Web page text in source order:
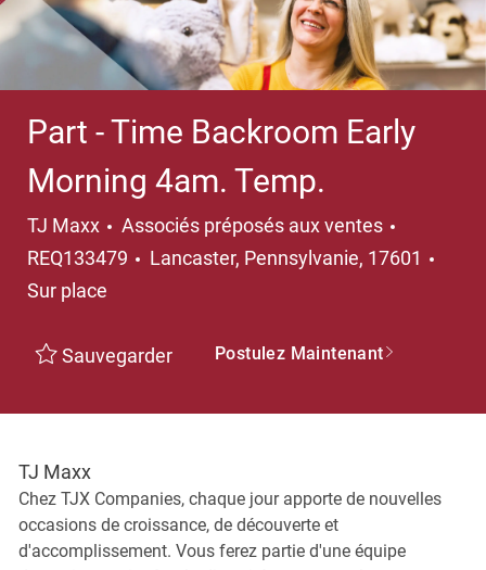
Part - Time Backroom Early
Morning 4am. Temp.
TJ Maxx Catégorie
Associés préposés aux ventes
REQ133479
Emplacement
Lancaster, Pennsylvanie, 17601
Sur place
Sauvegarder Postulez Maintenant
TJ Maxx
Chez TJX Companies, chaque jour apporte de nouvelles
occasions de croissance, de découverte et
d'accomplissement. Vous ferez partie d'une équipe